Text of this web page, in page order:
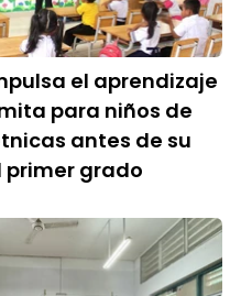
el aprendizaje
para niños de
antes de su
grado